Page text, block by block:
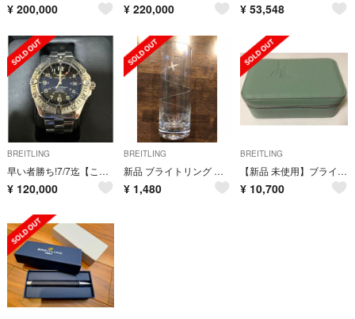
¥ 200,000 ¥ 220,000 ¥ 53,548
BREITLING
早い者勝ち!7/7迄【このままお渡し特別価格】ブライトリング スーパーオーシャン
¥ 120,000
BREITLING
新品 ブライトリング グラス ボヘミアングラス
¥ 1,480
BREITLING
【新品 未使用】ブライトリング 時計ケース
¥ 10,700